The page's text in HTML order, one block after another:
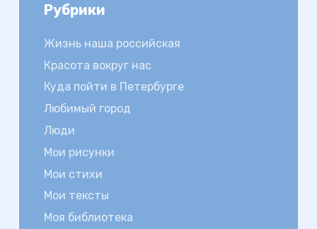
Рубрики
Жизнь наша российская
Красота вокруг нас
Куда пойти в Петербурге
Любимый город
Люди
Мои рисунки
Мои стихи
Мои тексты
Моя библиотека